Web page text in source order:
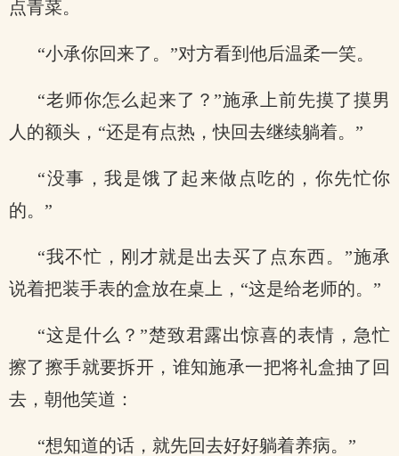
点青菜。
“小承你回来了。”对方看到他后温柔一笑。
“老师你怎么起来了？”施承上前先摸了摸男
人的额头，“还是有点热，快回去继续躺着。”
“没事，我是饿了起来做点吃的，你先忙你
的。”
“我不忙，刚才就是出去买了点东西。”施承
说着把装手表的盒放在桌上，“这是给老师的。”
“这是什么？”楚致君露出惊喜的表情，急忙
擦了擦手就要拆开，谁知施承一把将礼盒抽了回
去，朝他笑道：
“想知道的话，就先回去好好躺着养病。”